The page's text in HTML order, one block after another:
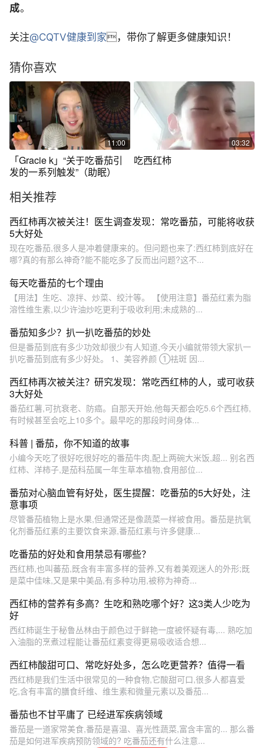
成。
关注@CQTV健康到家，带你了解更多健康知识！
猜你喜欢
11:00
「Gracie k」“关于吃番茄引
发的一系列触发”（助眠）
03:32
吃西红柿
相关推荐
西红柿再次被关注！医生调查发现：常吃番茄，可能将收获
5大好处
现在吃番茄,很多人是冲着健康来的。但问题也来了:西红柿到底好在
哪?真的有那么神奇?能不能吃多了反而出问题?这不...
每天吃番茄的七个理由
【用法】生吃、凉拌、炒菜、绞汁等。 【使用注意】番茄红素为脂
溶性维生素,以少许油炒吃更利于吸收利用;未成熟的...
番茄知多少？扒一扒吃番茄的妙处
但是番茄到底有多少功效却很少有人知道,今天小编就带领大家扒一
扒吃番茄到底有多少好处。 1、美容养颜 ①祛斑 因...
西红柿再次被关注？研究发现：常吃西红柿的人，或可收获
3大好处
番茄红薯,可抗衰老、防癌。自那天开始,他每天都会吃5.6个西红柿,
有时候甚至会吃上10多个。最早吃的那段时间身体...
科普 | 番茄，你不知道的故事
小编今天吃了很好吃很好吃的番茄牛肉,配上两碗大米饭,超... 别名西
红柿、洋柿子,是茄科茄属一年生草本植物,食用部位...
番茄对心脑血管有好处，医生提醒：吃番茄的5大好处，注
意事项
尽管番茄植物上是水果,但通常还是像蔬菜一样被食用。番茄是抗氧
化剂番茄红素的主要饮食来源,番茄红素与许多健康...
吃番茄的好处和食用禁忌有哪些？
西红柿,也叫蕃茄,既含有丰富多样的营养,又有着美观迷人的外形;既
是菜中佳味,又是果中美品,有多种功用,被称为神奇...
西红柿的营养有多高？生吃和熟吃哪个好？这3类人少吃为
好
西红柿诞生于秘鲁丛林由于颜色过于鲜艳一度被怀疑有毒,... 熟吃加
入油脂的烹煮过程能让番茄红素变得更易吸收适合想...
西红柿酸甜可口、常吃好处多，怎么吃更营养？值得一看
西红柿是我们生活中很常见的一种食物,它酸甜可口,很多人都喜爱
吃,含有丰富的膳食纤维、维生素和微量元素以及番茄...
番茄也不甘平庸了 已经进军疾病领域
番茄是一道家常美食,番茄是喜温、喜光性蔬菜,富含丰富的... 那么番
茄是如何进军疾病预防领域的? 吃番茄还有什么注意...